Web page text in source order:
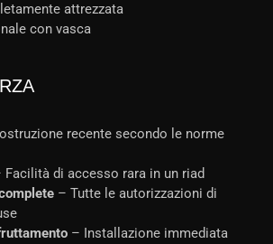
attrezzata
con vasca
recente secondo le norme
Facilità di accesso rara in un riad
– Tutte le autorizzazioni di
– Installazione immediata